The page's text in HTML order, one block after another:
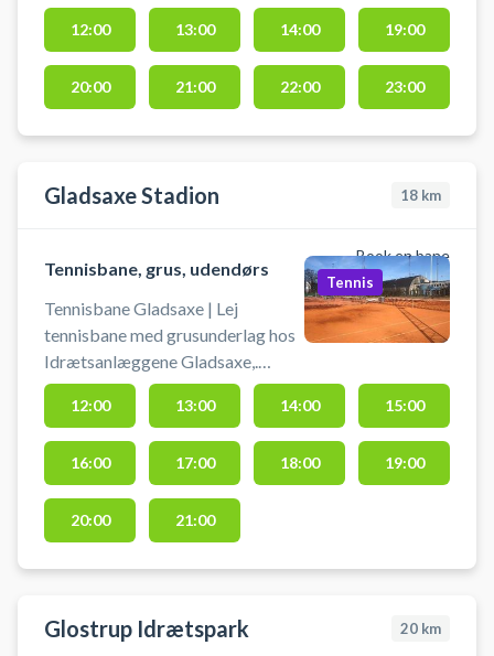
tennisbane indendørs. Bliv
medlem og book samtidig en
indendørs tennisbane, så du kan
spille tennis i tennishallen i
bolde.
12:00 13:00 14:00 19:00
20:00 21:00 22:00 23:00
Gladsaxe Stadion 18 km
Book en bane
Tennisbane, grus, udendørs
Tennisbane Gladsaxe | Lej
tennisbane med grusunderlag hos
Idrætsanlæggene Gladsaxe,.
Tennisbane er en del af anlægget,
hvor Gladsaxe Tennis og Padel
Klub holder til. Du skal selv
medbringe bolde og ketcher.
VIGTIG: Husk rigtig fodtøj.
Fodtøj med mønster er total ikke
tilla
Tennis
12:00 13:00 14:00 15:00
16:00 17:00 18:00 19:00
20:00 21:00
Glostrup Idrætspark 20 km